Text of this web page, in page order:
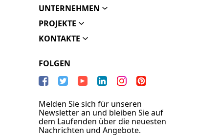
UNTERNEHMEN
PROJEKTE
KONTAKTE
FOLGEN
Melden Sie sich für unseren
Newsletter an und bleiben Sie auf
dem Laufenden über die neuesten
Nachrichten und Angebote.